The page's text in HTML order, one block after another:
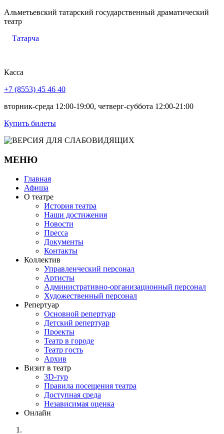
Альметьевский татарский государственный драматический
театр
Татарча
Касса
+7 (8553) 45 46 40
вторник-среда 12:00-19:00, четверг-суббота 12:00-21:00
Купить билеты
МЕНЮ
Главная
Афиша
О театре
История театра
Наши достижения
Новости
Пресса
Документы
Контакты
Коллектив
Управленческий персонал
Артисты
Административно-организационный персонал
Художественный персонал
Репертуар
Основной репертуар
Детский репертуар
Проекты
Театр в городе
Театр гость
Архив
Визит в театр
3D-тур
Правила посещения театра
Доступная среда
Независимая оценка
Онлайн